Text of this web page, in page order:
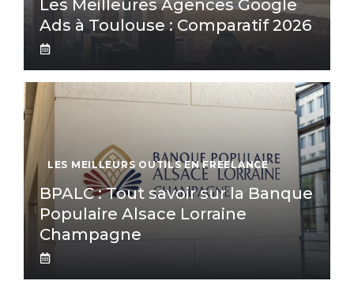
Les Meilleures Agences Google
Ads à Toulouse : Comparatif 2026
LES MEILLEURS OUTILS EN FREELANCE
BPALC : Tout savoir sur la Banque
Populaire Alsace Lorraine
Champagne